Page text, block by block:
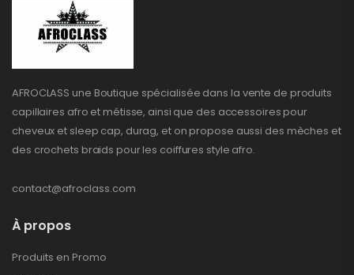
AFROCLASS une Boutique spécialisée dans la vente de produits
capillaires afro et métisse, ainsi que des accessoires pour
cheveux et sleep cap, durag, et on propose aussi des mèches et
des crochets braids pour les coiffures style afro.
contact@afroclass.com
À propos
Produits en Promo